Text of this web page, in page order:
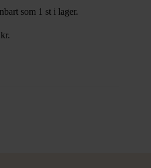
som 1 st i lager.